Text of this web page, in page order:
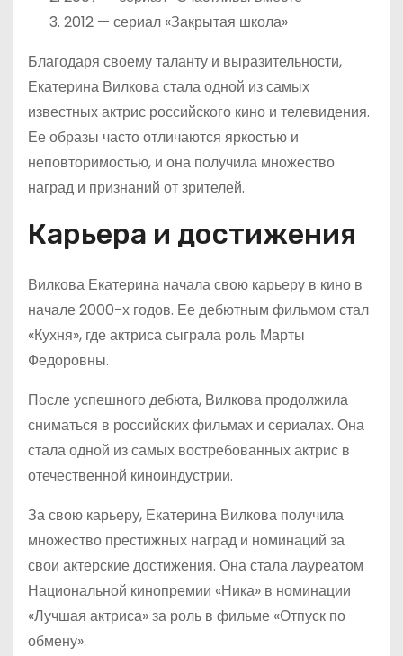
2012 — сериал «Закрытая школа»
Благодаря своему таланту и выразительности,
Екатерина Вилкова стала одной из самых
известных актрис российского кино и телевидения.
Ее образы часто отличаются яркостью и
неповторимостью, и она получила множество
наград и признаний от зрителей.
Карьера и достижения
Вилкова Екатерина начала свою карьеру в кино в
начале 2000-х годов. Ее дебютным фильмом стал
«Кухня», где актриса сыграла роль Марты
Федоровны.
После успешного дебюта, Вилкова продолжила
сниматься в российских фильмах и сериалах. Она
стала одной из самых востребованных актрис в
отечественной киноиндустрии.
За свою карьеру, Екатерина Вилкова получила
множество престижных наград и номинаций за
свои актерские достижения. Она стала лауреатом
Национальной кинопремии «Ника» в номинации
«Лучшая актриса» за роль в фильме «Отпуск по
обмену».